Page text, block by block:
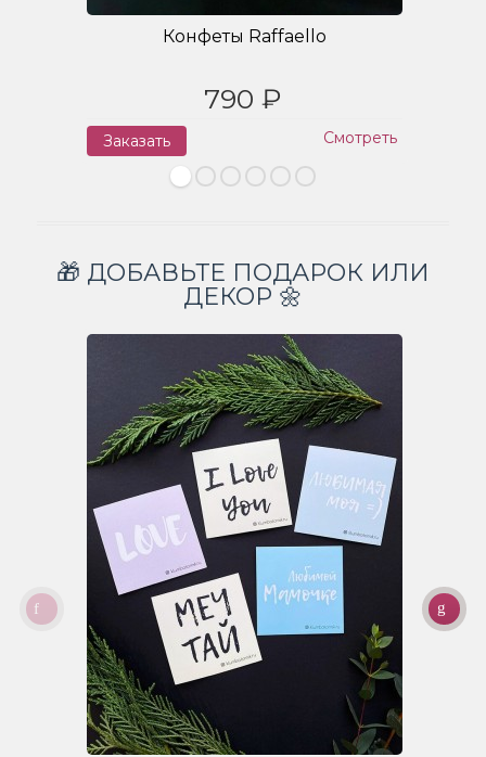
Конфеты Raffaello
790 ₽
Заказать Смотреть
🎁 ДОБАВЬТЕ ПОДАРОК ИЛИ
ДЕКОР 🌼